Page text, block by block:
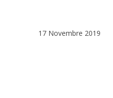
17 Novembre 2019